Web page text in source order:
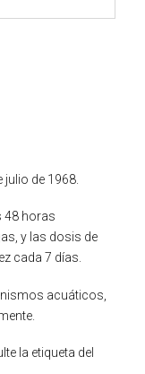
de 1968.
48 horas
y las dosis de
cada 7 días.
acuáticos,
la etiqueta del